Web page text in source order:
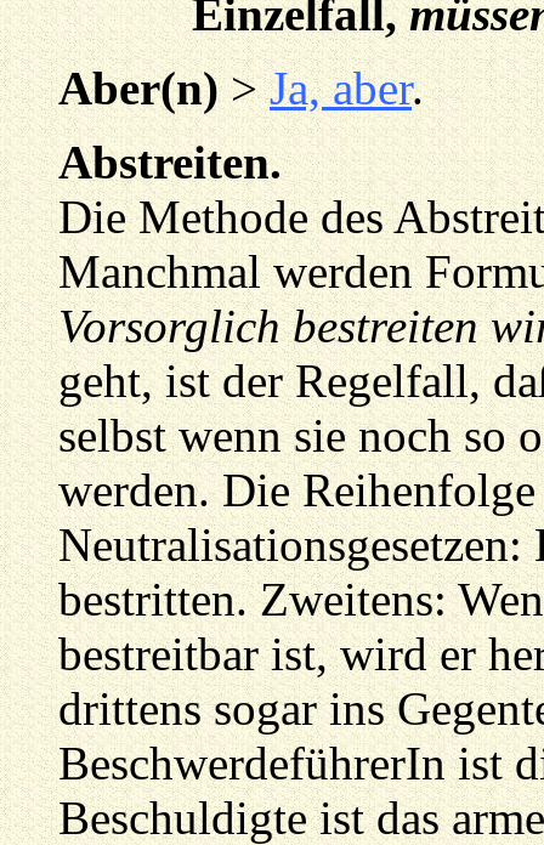
Einzelfall,
Aber(n)>Ja, aber.
Abstreiten.
Die Methode des
Manchmal werden
Vorsorglich bestreiten
geht, ist der Regelfall,
selbst wenn sie noch so
werden. Die
bestritten. Zweitens:
bestreitbar ist, wird er
drittens sogar ins
BeschwerdeführerIn ist
Beschuldigte ist das